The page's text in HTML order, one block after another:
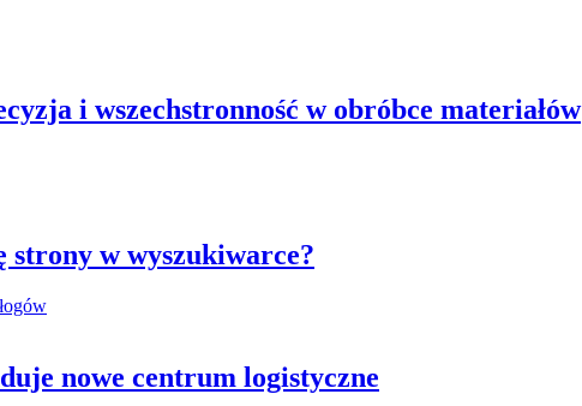
i wszechstronność w obróbce materiałów
strony w wyszukiwarce?
nowe centrum logistyczne